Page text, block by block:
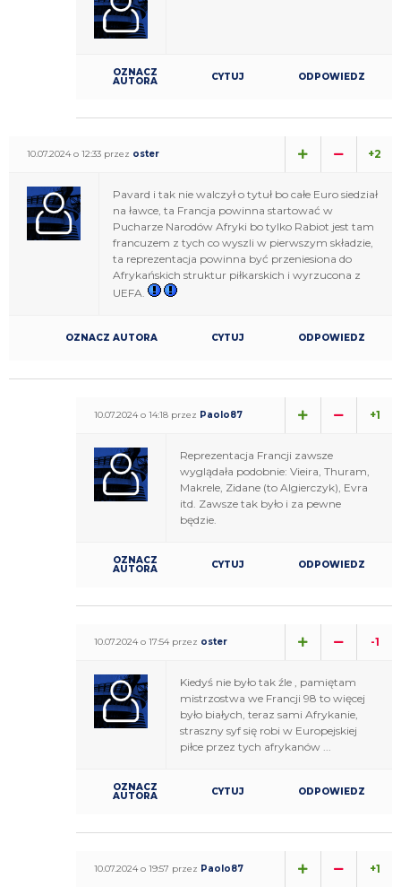
OZNACZ
AUTORA CYTUJ ODPOWIEDZ
10.07.2024 o 12:33 przez oster +2
Pavard i tak nie walczył o tytuł bo całe Euro siedział
na ławce, ta Francja powinna startować w
Pucharze Narodów Afryki bo tylko Rabiot jest tam
francuzem z tych co wyszli w pierwszym składzie,
ta reprezentacja powinna być przeniesiona do
Afrykańskich struktur piłkarskich i wyrzucona z
UEFA.
OZNACZ AUTORA CYTUJ ODPOWIEDZ
10.07.2024 o 14:18 przez Paolo87 +1
Reprezentacja Francji zawsze
wyglądała podobnie: Vieira, Thuram,
Makrele, Zidane (to Algierczyk), Evra
itd. Zawsze tak było i za pewne
będzie.
OZNACZ
AUTORA CYTUJ ODPOWIEDZ
10.07.2024 o 17:54 przez oster -1
Kiedyś nie było tak źle , pamiętam
mistrzostwa we Francji 98 to więcej
było białych, teraz sami Afrykanie,
straszny syf się robi w Europejskiej
piłce przez tych afrykanów ...
OZNACZ
AUTORA CYTUJ ODPOWIEDZ
10.07.2024 o 19:57 przez Paolo87 +1